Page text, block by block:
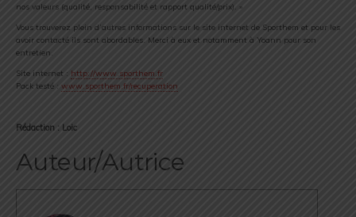
nos valeurs (qualité, responsabilité et rapport qualité/prix). »
Vous trouverez plein d’autres informations sur le site internet de Sporthem et pour les
avoir contacté ils sont abordables. Merci à eux et notamment à Yoann pour son
entretien.
Site internet : http://www.sporthem.fr
Pack testé : www.sporthem.fr/recuperation
Rédaction : Loic
Auteur/Autrice